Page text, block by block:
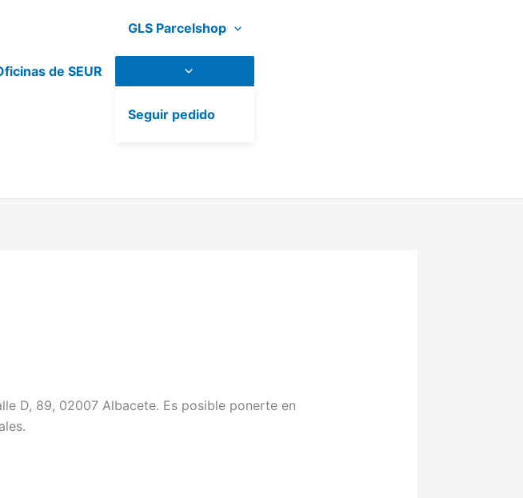
de SEUR
GLS Parcelshop
Seguir pedido
D, 89, 02007 Albacete. Es posible ponerte en